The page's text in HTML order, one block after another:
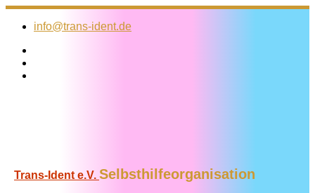
Zum
Inhalt
info@trans-ident.de
Trans-Ident e.V. Selbsthilfeorganisation